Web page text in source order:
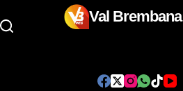
Val Brembana